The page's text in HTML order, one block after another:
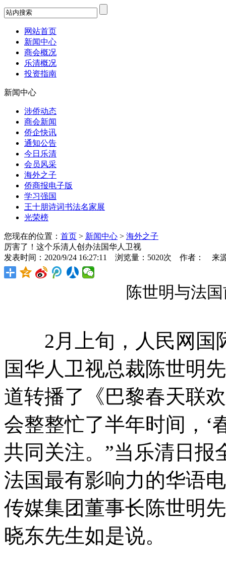
网站首页
新闻中心
商会概况
乐清概况
投资指南
新闻中心
涉侨动态
商会新闻
侨企快讯
通知公告
今日乐清
会员风采
海外之子
侨商报电子版
学习强国
王十朋诗词书法名家展
光荣榜
您现在的位置： 首页 > 新闻中心 > 海外之子
厉害了！这个乐清人创办法国华人卫视
发表时间：2020/9/24 16:27:11 浏览量：5020次 作者： 来
陈世明与法
2月上旬，人民网国
国华人卫视总裁陈世明
道转播了《巴黎春天联
会整整忙了半年时间，‘
共同关注。”当乐清日报
法国最有影响力的华语
传媒集团董事长陈世明
晓东先生如是说。